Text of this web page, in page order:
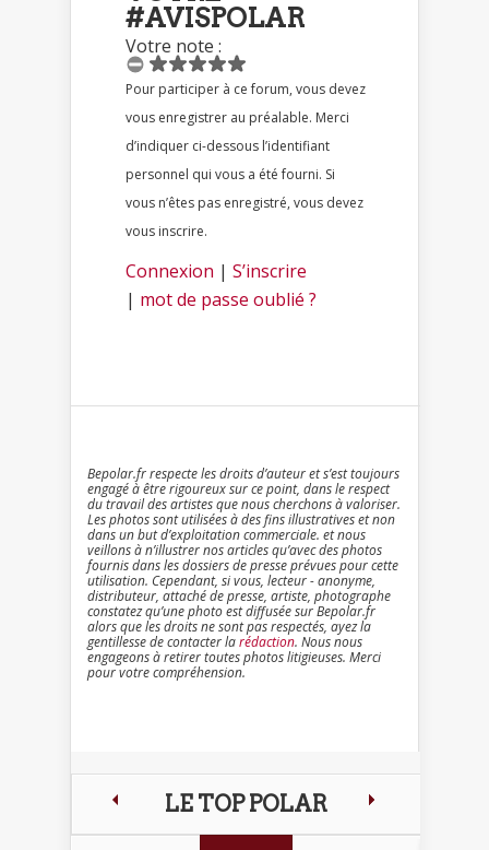
#AVISPOLAR
Votre note :
Pour participer à ce forum, vous devez
vous enregistrer au préalable. Merci
d’indiquer ci-dessous l’identifiant
personnel qui vous a été fourni. Si
vous n’êtes pas enregistré, vous devez
vous inscrire.
Connexion | S’inscrire
| mot de passe oublié ?
Bepolar.fr respecte les droits d’auteur et s’est toujours
engagé à être rigoureux sur ce point, dans le respect
du travail des artistes que nous cherchons à valoriser.
Les photos sont utilisées à des fins illustratives et non
dans un but d’exploitation commerciale. et nous
veillons à n’illustrer nos articles qu’avec des photos
fournis dans les dossiers de presse prévues pour cette
utilisation. Cependant, si vous, lecteur - anonyme,
distributeur, attaché de presse, artiste, photographe
constatez qu’une photo est diffusée sur Bepolar.fr
alors que les droits ne sont pas respectés, ayez la
gentillesse de contacter larédaction. Nous nous
engageons à retirer toutes photos litigieuses. Merci
pour votre compréhension.
LE TOP POLAR